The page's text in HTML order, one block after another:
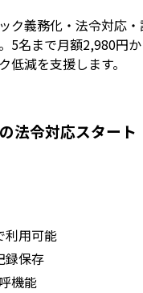
ク義務化・法令対応
5名まで月額2,980円
低減を支援します。
法令対応スタート
利用可能
録保存
機能